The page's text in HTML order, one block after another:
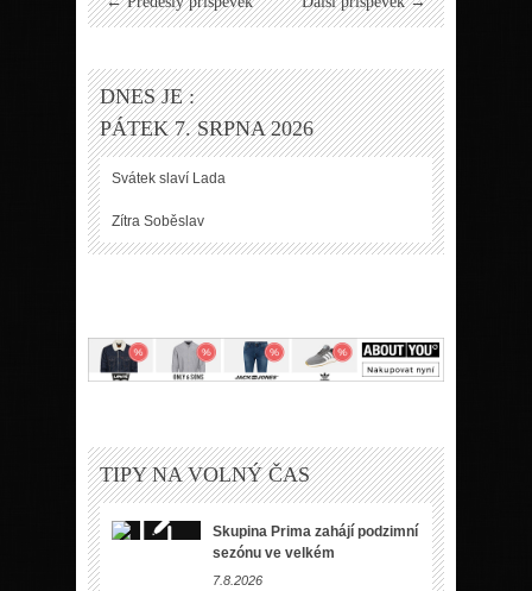
DNES JE :
PÁTEK 7. SRPNA 2026
Svátek slaví Lada
Zítra Soběslav
TIPY NA VOLNÝ ČAS
Skupina Prima zahájí podzimní
sezónu ve velkém
7.8.2026